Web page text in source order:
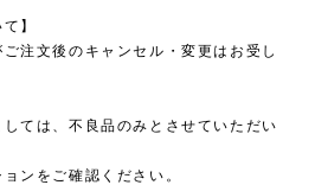
】
注文後のキャンセル・変更はお受し
ては、不良品のみとさせていただい
ンをご確認ください。